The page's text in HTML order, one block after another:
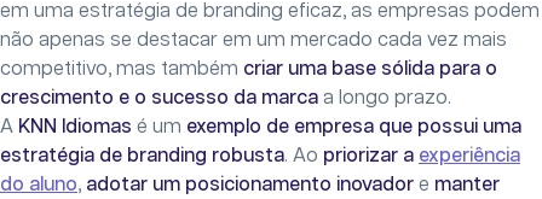
em uma estratégia de branding eficaz, as empresas podem
não apenas se destacar em um mercado cada vez mais
competitivo, mas também criar uma base sólida para o
crescimento e o sucesso da marca a longo prazo.
A KNN Idiomas é um exemplo de empresa que possui uma
estratégia de branding robusta. Ao priorizar a experiência
do aluno, adotar um posicionamento inovador e manter